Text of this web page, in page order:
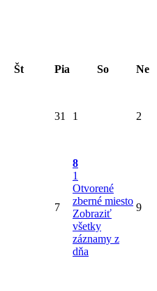
Št Pia So Ne
31 1 2
7
8
1
Otvorené
zberné miesto
Zobraziť
všetky
záznamy z
dňa
9